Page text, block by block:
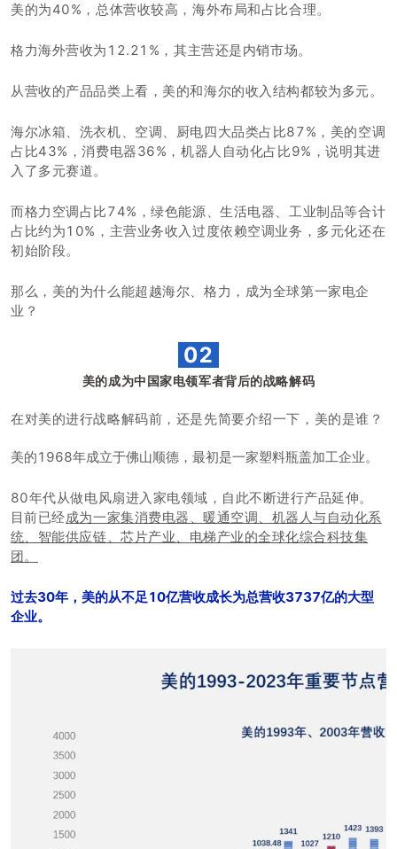
美的为40%，总体营收较高，海外布局和占比合理。
格力海外营收为12.21%，其主营还是内销市场。
从营收的产品品类上看，美的和海尔的收入结构都较为多元。
海尔冰箱、洗衣机、空调、厨电四大品类占比87%，美的空调
占比43%，消费电器36%，机器人自动化占比9%，说明其进
入了多元赛道。
而格力空调占比74%，绿色能源、生活电器、工业制品等合计
占比约为10%，主营业务收入过度依赖空调业务，多元化还在
初始阶段。
那么，美的为什么能超越海尔、格力，成为全球第一家电企
业？
02
美的成为中国家电领军者背后的战略解码
在对美的进行战略解码前，还是先简要介绍一下，美的是谁？
美的1968年成立于佛山顺德，最初是一家塑料瓶盖加工企业。
80年代从做电风扇进入家电领域，自此不断进行产品延伸。
目前已经成为一家集消费电器、暖通空调、机器人与自动化系
统、智能供应链、芯片产业、电梯产业的全球化综合科技集
团。
过去30年，美的从不足10亿营收成长为总营收3737亿的大型
企业。